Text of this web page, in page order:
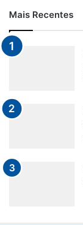
Mais Recentes